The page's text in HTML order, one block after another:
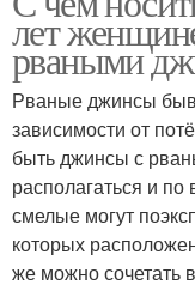
лет
рваными
Рваные джинсы
зависимости от
быть джинсы с
располагаться и
смелые могут
которых
же можно сочетать